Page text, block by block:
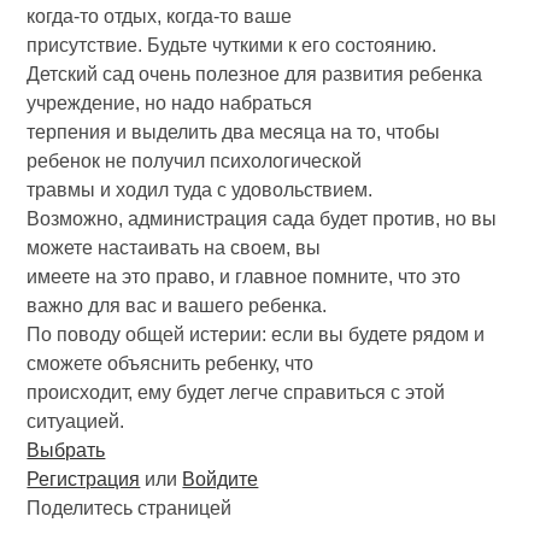
когда-то отдых, когда-то ваше
присутствие. Будьте чуткими к его состоянию.
Детский сад очень полезное для развития ребенка
учреждение, но надо набраться
терпения и выделить два месяца на то, чтобы
ребенок не получил психологической
травмы и ходил туда с удовольствием.
Возможно, администрация сада будет против, но вы
можете настаивать на своем, вы
имеете на это право, и главное помните, что это
важно для вас и вашего ребенка.
По поводу общей истерии: если вы будете рядом и
сможете объяснить ребенку, что
происходит, ему будет легче справиться с этой
ситуацией.
Выбрать
Регистрация или Войдите
Поделитесь страницей